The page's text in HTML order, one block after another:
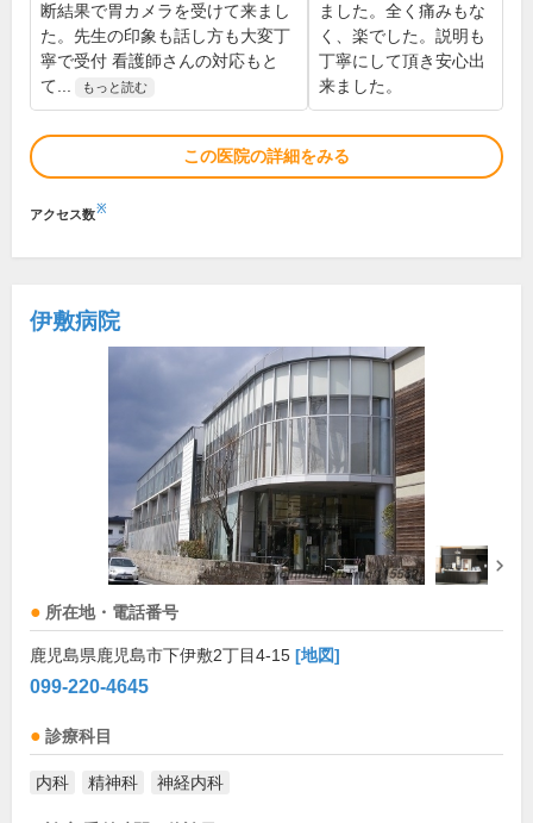
断結果で胃カメラを受けて来まし
た。先生の印象も話し方も大変丁
寧で受付 看護師さんの対応もと
て...
もっと読む
ました。全く痛みもな
く、楽でした。説明も
丁寧にして頂き安心出
来ました。
この医院の詳細をみる
アクセス数※
伊敷病院
所在地・電話番号
鹿児島県鹿児島市下伊敷2丁目4-15 [地図]
099-220-4645
診療科目
内科 精神科 神経内科